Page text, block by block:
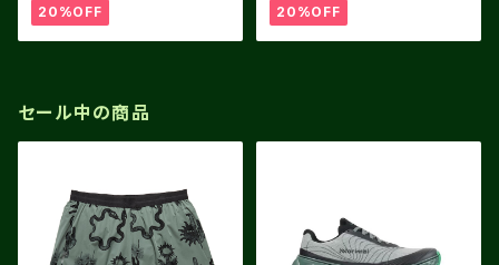
20%OFF 20%OFF
セール中の商品